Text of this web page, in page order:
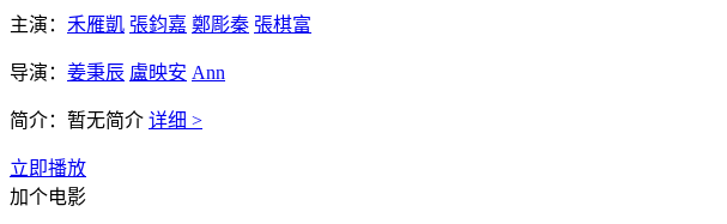
主演： 禾雁凱 張鈞嘉 鄭彫秦 張棋富
导演： 姜秉辰 盧映安 Ann
简介： 暂无简介 详细 >
立即播放
加个电影